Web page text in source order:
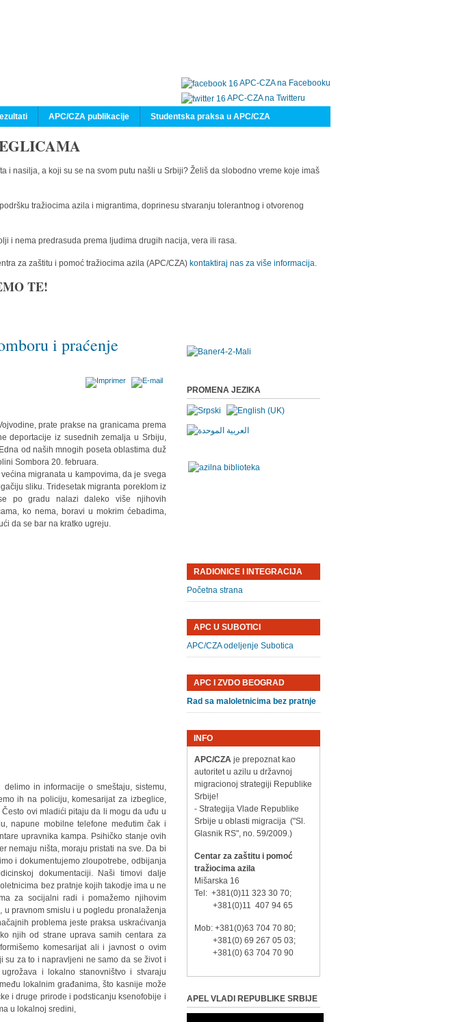
APC-CZA na Facebooku
APC-CZA na Twitteru
APC/CZA publikacije Studentska praksa u APC/CZA
i nasilja, a koji su se na svom putu našli u Srbiji? Želiš da slobodno vreme koje imaš
tražiocima azila i migrantima, doprinesu stvaranju tolerantnog i otvorenog
i nema predrasuda prema ljudima drugih nacija, vera ili rasa.
za zaštitu i pomoć tražiocima azila (APC/CZA) kontaktiraj nas za više informacija.
TE!
i praćenje
prate prakse na granicama prema
deportacije iz susednih zemalja u Srbiju,
od naših mnogih poseta oblastima duž
Sombora 20. februara.
migranata u kampovima, da je svega
sliku. Tridesetak migranta poreklom iz
po gradu nalazi daleko više njihovih
ko nema, boravi u mokrim ćebadima,
da se bar na kratko ugreju.
in informacije o smeštaju, sistemu,
ih na policiju, komesarijat za izbeglice,
ovi mladići pitaju da li mogu da uđu u
napune mobilne telefone međutim čak i
upravnika kampa. Psihičko stanje ovih
nemaju ništa, moraju pristati na sve. Da bi
i dokumentujemo zloupotrebe, odbijanja
dokumentaciji. Naši timovi dalje
bez pratnje kojih takodje ima u ne
za socijalni radi i pomažemo njihovim
u pravnom smislu i u pogledu pronalaženja
problema jeste praksa uskraćivanja
njih od strane uprava samih centara za
komesarijat ali i javnost o ovim
su za to i napravljeni ne samo da se život i
i lokalno stanovništvo i stvaraju
lokalnim građanima, što kasnije može
i druge prirode i podsticanju ksenofobije i
u lokalnoj sredini,
PROMENA JEZIKA
RADIONICE I INTEGRACIJA
Početna strana
APC U SUBOTICI
APC/CZA odeljenje Subotica
APC I ZVDO BEOGRAD
Rad sa maloletnicima bez pratnje
INFO
APC/CZAje prepoznat kao
autoritet u azilu u državnoj
migracionoj strategiji Republike
Srbije!
- Strategija Vlade Republike
Srbije u oblasti migracija ("Sl.
Glasnik RS", no. 59/2009.)
Centar za zaštitu i pomoć
tražiocima azila
Mišarska 16
Tel: +381(0)11 323 30 70;
+381(0)11 407 94 65
Mob: +381(0)63 704 70 80;
+381(0) 69 267 05 03;
+381(0) 63 704 70 90
APEL VLADI REPUBLIKE SRBIJE